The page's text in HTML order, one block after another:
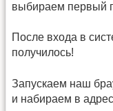
выбираем первый
После входа в
получилось!
Запускаем наш
и набираем в